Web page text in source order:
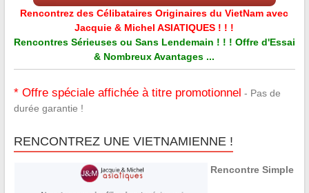
Rencontrez des Célibataires Originaires du VietNam avec
Jacquie & Michel ASIATIQUES ! ! !
Rencontres Sérieuses ou Sans Lendemain ! ! ! Offre d'Essai
& Nombreux Avantages ...
* Offre spéciale affichée à titre promotionnel - Pas de
durée garantie !
RENCONTREZ UNE VIETNAMIENNE !
Rencontre Simple